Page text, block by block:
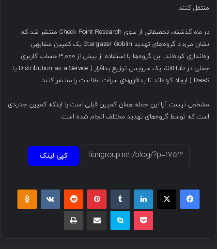
منتقل کنند.
در ماه گذشته، تحقیقاتی از سوی Check Point Research منتشر شد که
نشان می‌داد گروه‌های تهدید Stargazer Goblin یک کمپین مشابهی
راه‌اندازی کرده‌اند. این گروه‌ها با استفاده از بیش از ۳,۰۰۰ حساب کاربری
جعلی در GitHub، یک سرویس توزیع بدافزار ( Distribution-as-a-Service یا
DaaS ) ایجاد کرده‌اند تا بدافزارهای سرقت اطلاعات را منتشر کنند.
مشخص نیست آیا این حمله همان کمپین قبلی است یا اینکه کمپین جدیدی
است که توسط گروه‌های تهدید مختلف انجام شده است.
کپی لینک
فیسبوک ایکس لینکداین پینتریست
پاکت اسکایپ چاپ